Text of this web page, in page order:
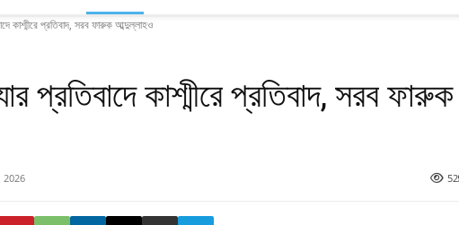
কাশ্মীরে প্রতিবাদ, সরব ফারুক আব্দুল্লাহও
প্রতিবাদে কাশ্মীরে প্রতিবাদ, সরব ফারুক
2026 52